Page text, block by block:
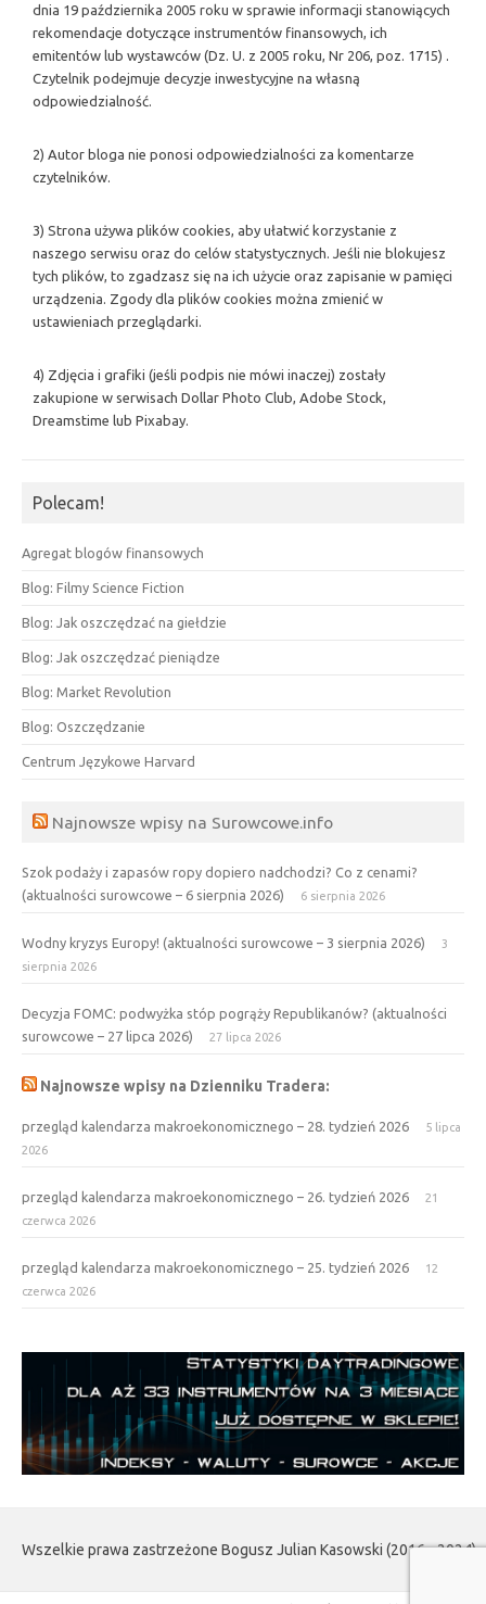
dnia 19 października 2005 roku w sprawie informacji stanowiących
rekomendacje dotyczące instrumentów finansowych, ich
emitentów lub wystawców (Dz. U. z 2005 roku, Nr 206, poz. 1715) .
Czytelnik podejmuje decyzje inwestycyjne na własną
odpowiedzialność.
2) Autor bloga nie ponosi odpowiedzialności za komentarze
czytelników.
3) Strona używa plików cookies, aby ułatwić korzystanie z
naszego serwisu oraz do celów statystycznych. Jeśli nie blokujesz
tych plików, to zgadzasz się na ich użycie oraz zapisanie w pamięci
urządzenia. Zgody dla plików cookies można zmienić w
ustawieniach przeglądarki.
4) Zdjęcia i grafiki (jeśli podpis nie mówi inaczej) zostały
zakupione w serwisach Dollar Photo Club, Adobe Stock,
Dreamstime lub Pixabay.
Polecam!
Agregat blogów finansowych
Blog: Filmy Science Fiction
Blog: Jak oszczędzać na giełdzie
Blog: Jak oszczędzać pieniądze
Blog: Market Revolution
Blog: Oszczędzanie
Centrum Językowe Harvard
Najnowsze wpisy na Surowcowe.info
Szok podaży i zapasów ropy dopiero nadchodzi? Co z cenami?
(aktualności surowcowe – 6 sierpnia 2026)
6 sierpnia 2026
Wodny kryzys Europy! (aktualności surowcowe – 3 sierpnia 2026)
3
sierpnia 2026
Decyzja FOMC: podwyżka stóp pogrąży Republikanów? (aktualności
surowcowe – 27 lipca 2026)
27 lipca 2026
Najnowsze wpisy na Dzienniku Tradera:
przegląd kalendarza makroekonomicznego – 28. tydzień 2026
5 lipca
2026
przegląd kalendarza makroekonomicznego – 26. tydzień 2026
21
czerwca 2026
przegląd kalendarza makroekonomicznego – 25. tydzień 2026
12
czerwca 2026
Wszelkie prawa zastrzeżone Bogusz Julian Kasowski (2016 - 2024)